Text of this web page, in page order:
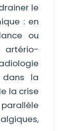
le
: en
ou
dans la
la crise